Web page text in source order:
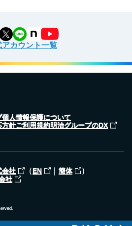
アカウント一覧
個人情報保護について
方針ご利用規約明治グループのDX
会社 （EN ｜ 簡体 ）
社